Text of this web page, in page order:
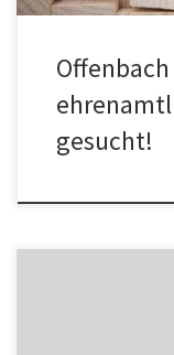
gesucht!